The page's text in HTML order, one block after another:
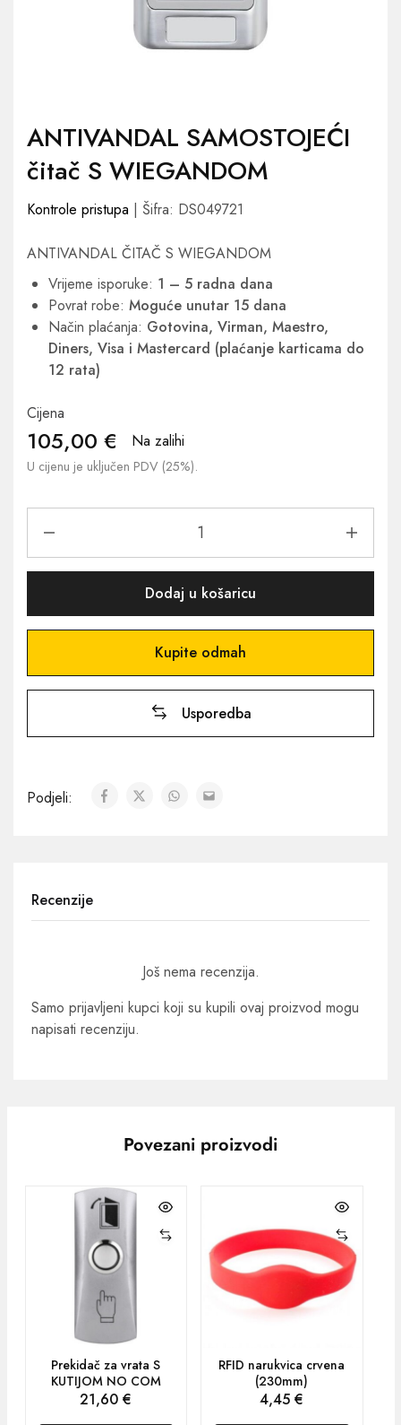
ANTIVANDAL SAMOSTOJEĆI
čitač S WIEGANDOM
Kontrole pristupa | Šifra: DS049721
ANTIVANDAL ČITAČ S WIEGANDOM
Vrijeme isporuke: 1 – 5 radna dana
Povrat robe: Moguće unutar 15 dana
Način plaćanja: Gotovina, Virman, Maestro,
Diners, Visa i Mastercard (plaćanje karticama do
12 rata)
Cijena
105,00 € Na zalihi
U cijenu je uključen PDV (25%).
Dodaj u košaricu
Kupite odmah
Usporedba
Podjeli:
Recenzije
Još nema recenzija.
Samo prijavljeni kupci koji su kupili ovaj proizvod mogu
napisati recenziju.
Povezani proizvodi
Prekidač za vrata S
KUTIJOM NO COM
21,60€
RFID narukvica crvena
(230mm)
4,45€